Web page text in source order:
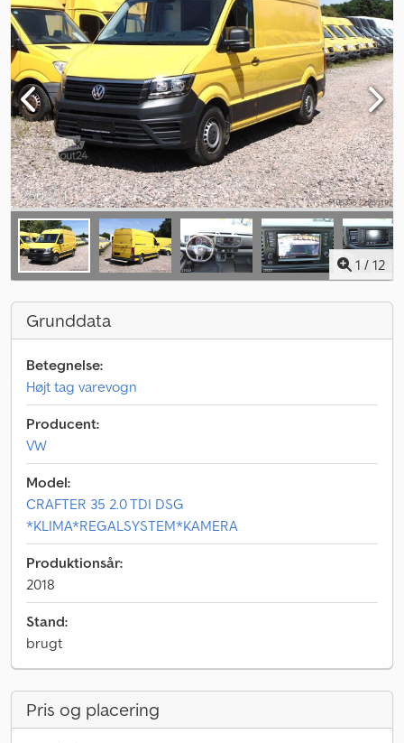
1 / 12
Grunddata
Betegnelse:
Højt tag varevogn
Producent:
VW
Model:
CRAFTER 35 2.0 TDI DSG
*KLIMA*REGALSYSTEM*KAMERA
Produktionsår:
2018
Stand:
brugt
Pris og placering